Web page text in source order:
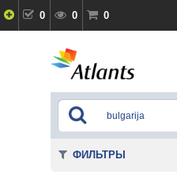
0 0 0
ФИЛЬТРЫ